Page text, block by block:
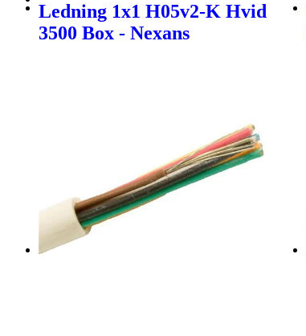
Ledning 1x1 H05v2-K Hvid
3500 Box - Nexans